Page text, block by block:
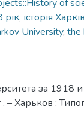
of
рік, історія
University, the
за 1918
– Харьков :